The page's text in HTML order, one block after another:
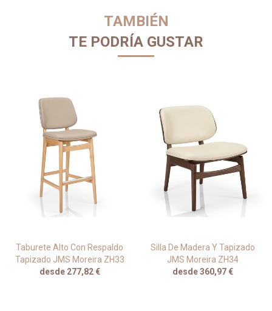
TAMBIÉN
TE PODRÍA GUSTAR
Taburete Alto Con Respaldo
Tapizado JMS Moreira ZH33
desde 277,82 €
Silla De Madera Y Tapizado
JMS Moreira ZH34
desde 360,97 €